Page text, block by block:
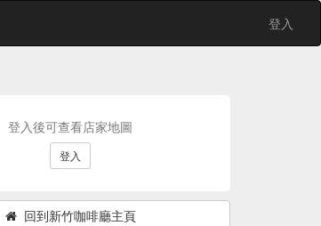
登入
登入後可查看店家地圖
登入
回到新竹咖啡廳主頁